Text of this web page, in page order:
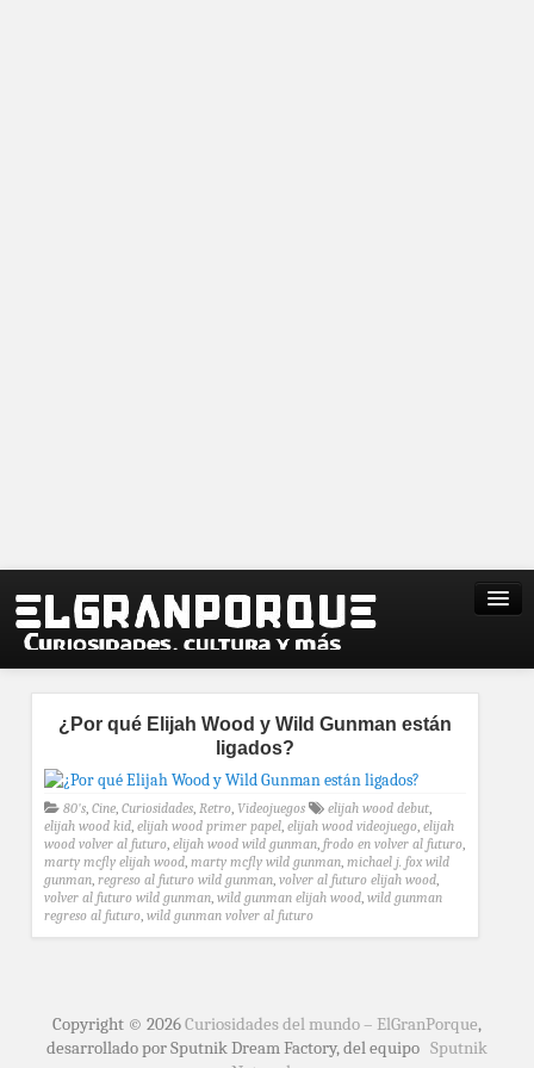
¿Por qué Elijah Wood y Wild Gunman están
ligados?
80's, Cine, Curiosidades, Retro, Videojuegos elijah wood debut,
elijah wood kid, elijah wood primer papel, elijah wood videojuego, elijah
wood volver al futuro, elijah wood wild gunman, frodo en volver al futuro,
marty mcfly elijah wood, marty mcfly wild gunman, michael j. fox wild
gunman, regreso al futuro wild gunman, volver al futuro elijah wood,
volver al futuro wild gunman, wild gunman elijah wood, wild gunman
regreso al futuro, wild gunman volver al futuro
Copyright © 2026Curiosidades del mundo – ElGranPorque,
desarrollado por Sputnik Dream Factory, del equipo Sputnik